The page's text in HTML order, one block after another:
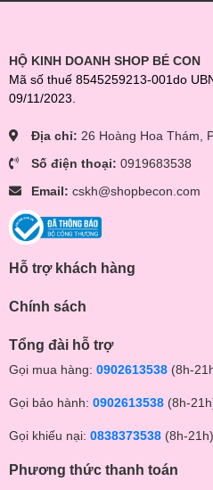
HỘ KINH DOANH SHOP BÉ CON
Mã số thuế 8545259213-001do
09/11/2023.
Địa chỉ: 26 Hoàng Hoa Thám,
Số điện thoại: 0919683538
Email: cskh@shopbecon.com
Hỗ trợ khách hàng
Chính sách
Tổng đài hỗ trợ
Gọi mua hàng: 0902613538 (8h-
Gọi bảo hành: 0902613538 (8h-
Gọi khiếu nại: 0838373538 (8h-21h)
Phương thức thanh toán